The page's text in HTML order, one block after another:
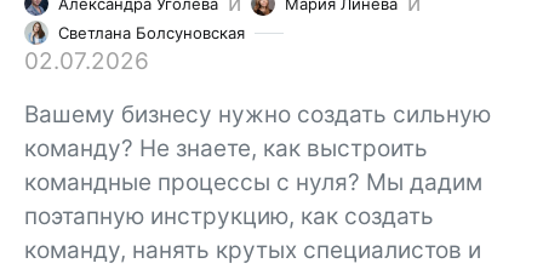
Светлана Болсуновская
02.07.2026
Вашему бизнесу нужно создать сильную
команду? Не знаете, как выстроить
командные процессы с нуля? Мы дадим
поэтапную инструкцию, как создать
команду, нанять крутых специалистов и